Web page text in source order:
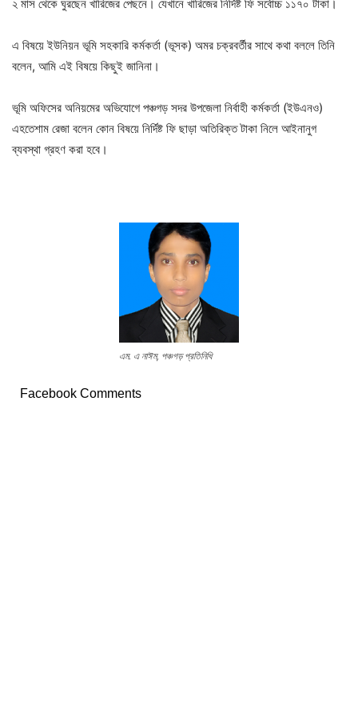
২ মাস থেকে ঘুরছেন খারিজের পেছনে। যেখানে খারিজের নির্দিষ্ট ফি সর্বোচ্চ ১১৭০ টাকা।
এ বিষয়ে ইউনিয়ন ভূমি সহকারি কর্মকর্তা (ভূসক) অমর চক্রবর্তীর সাথে কথা বললে তিনি
বলেন, আমি এই বিষয়ে কিছুই জানিনা।
ভূমি অফিসের অনিয়মের অভিযোগে পঞ্চগড় সদর উপজেলা নির্বাহী কর্মকর্তা (ইউএনও)
এহতেশাম রেজা বলেন কোন বিষয়ে নির্দিষ্ট ফি ছাড়া অতিরিক্ত টাকা নিলে আইনানুগ
ব্যবস্থা গ্রহণ করা হবে।
এম. এ নাঈম, পঞ্চগড় প্রতিনিধি
Facebook Comments